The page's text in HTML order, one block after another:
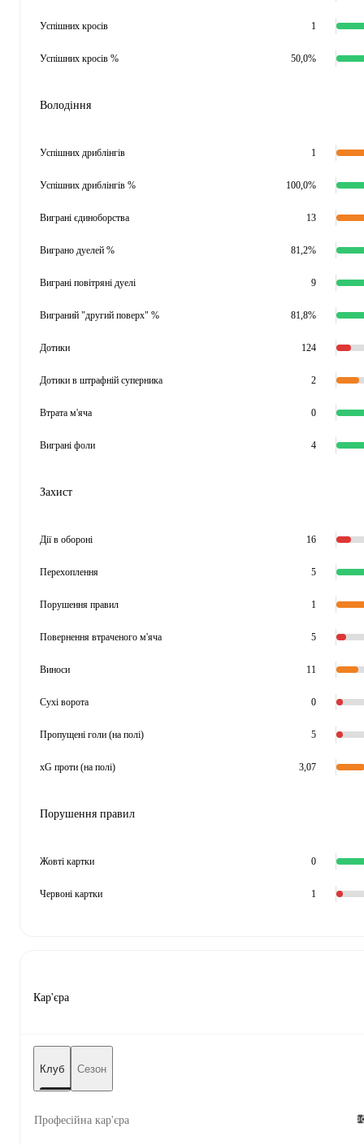
Успішних кросів 1
Успішних кросів % 50,0%
Володіння
Успішних дриблінгів 1
Успішних дриблінгів % 100,0%
Виграні єдиноборства 13
Виграно дуелей % 81,2%
Виграні повітряні дуелі 9
Виграний "другий поверх" % 81,8%
Дотики 124
Дотики в штрафній суперника 2
Втрата м'яча 0
Виграні фоли 4
Захист
Дії в обороні 16
Перехоплення 5
Порушення правил 1
Повернення втраченого м'яча 5
Виноси 11
Сухі ворота 0
Пропущені голи (на полі) 5
xG проти (на полі) 3,07
Порушення правил
Жовті картки 0
Червоні картки 1
Кар'єра
Клуб Сезон
Професійна кар'єра